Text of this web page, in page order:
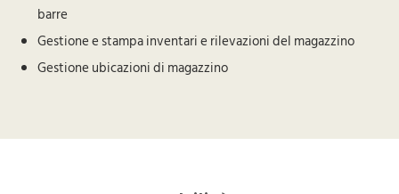
barre
Gestione e stampa inventari e rilevazioni del magazzino
Gestione ubicazioni di magazzino